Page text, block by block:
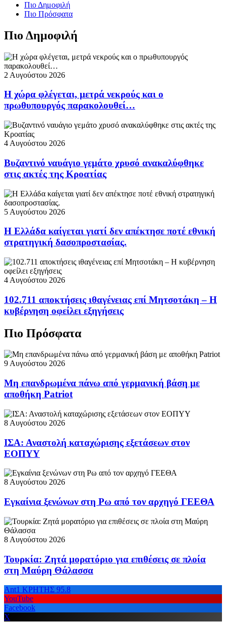
Πιο Δημοφιλή
Πιο Πρόσφατα
Πιο Δημοφιλή
2 Αυγούστου 2026
Η χώρα φλέγεται, μετρά νεκρούς και ο
πρωθυπουργός παρακολουθεί…
4 Αυγούστου 2026
Βυζαντινό ναυάγιο γεμάτο χρυσό ανακαλύφθηκε
στις ακτές της Κροατίας
5 Αυγούστου 2026
Η Ελλάδα καίγεται γιατί δεν απέκτησε ποτέ εθνική
στρατηγική δασοπροστασίας.
4 Αυγούστου 2026
102.711 αποκτήσεις ιθαγένειας επί Μητσοτάκη – Η
κυβέρνηση οφείλει εξηγήσεις
Πιο Πρόσφατα
9 Αυγούστου 2026
Μη επανδρωμένα πάνω από γερμανική βάση με
αποθήκη Patriot
8 Αυγούστου 2026
ΙΣΑ: Αναστολή καταχώρισης εξετάσεων στον
ΕΟΠΥΥ
8 Αυγούστου 2026
Εγκαίνια ξενώνων στη Ρω από τον αρχηγό ΓΕΕΘΑ
8 Αυγούστου 2026
Τουρκία: Ζητά μορατόριο για επιθέσεις σε πλοία
στη Μαύρη Θάλασσα
Ant1 ΚΡΗΤΗΣ 95.8
YouTube
Facebook
X